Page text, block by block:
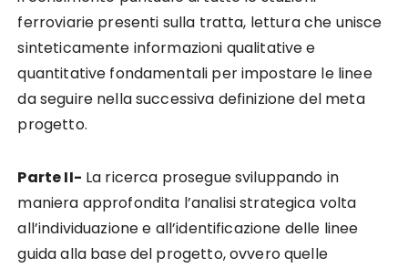
ferroviarie presenti sulla tratta, lettura che unisce
sinteticamente informazioni qualitative e
quantitative fondamentali per impostare le linee
da seguire nella successiva definizione del meta
progetto.
Parte II- La ricerca prosegue sviluppando in
maniera approfondita l’analisi strategica volta
all’individuazione e all’identificazione delle linee
guida alla base del progetto, ovvero quelle